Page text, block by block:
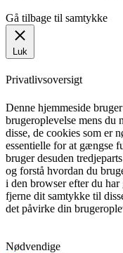
Gå tilbage til samtykke
Luk
Privatlivsoversigt
Denne hjemmeside
brugeroplevelse mens du
disse, de cookies som er
essentielle for at gængse
bruger desuden
og forstå hvordan du
i den browser efter du
fjerne dit samtykke til
det påvirke din
Nødvendige